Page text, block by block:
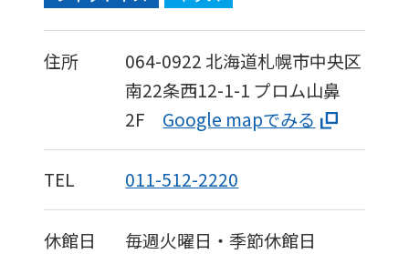
住所 064-0922北海道札幌市中央区
南22条西12-1-1 プロム山鼻
2F
Google mapでみる
TEL 011-512-2220
休館日 毎週火曜日・季節休館日